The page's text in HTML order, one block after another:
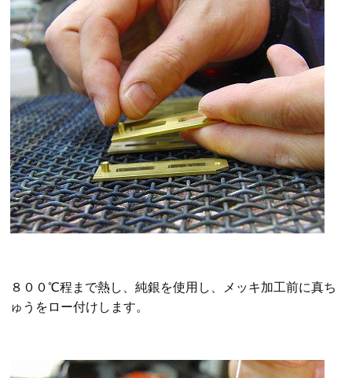
８００℃程まで熱し、純銀を使用し、メッキ加工前に真ち
ゅうをロー付けします。